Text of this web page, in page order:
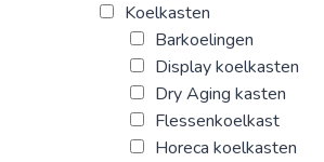
Koelkasten
Barkoelingen
Display koelkasten
Dry Aging kasten
Flessenkoelkast
Horeca koelkasten